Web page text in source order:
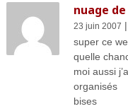
nuage
23 juin 2007 |
super ce
quelle
moi aussi
organisés
bises